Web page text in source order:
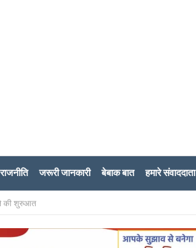
राजनीति जरूरी जानकारी बेबाक बात हमारे संवाददाता
की शुरुआत